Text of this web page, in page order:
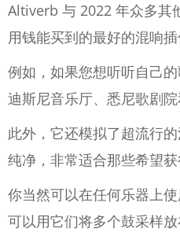
Altiverb 与 2022 年众多其
用钱能买到的最好的混响插
例如，如果您想听听自己
迪斯尼音乐厅、悉尼歌剧
此外，它还模拟了超流行
纯净，非常适合那些希望
你当然可以在任何乐器上
可以用它们将多个鼓采样